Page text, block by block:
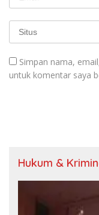
Simpan nama,
untuk komentar saya
Hukum &